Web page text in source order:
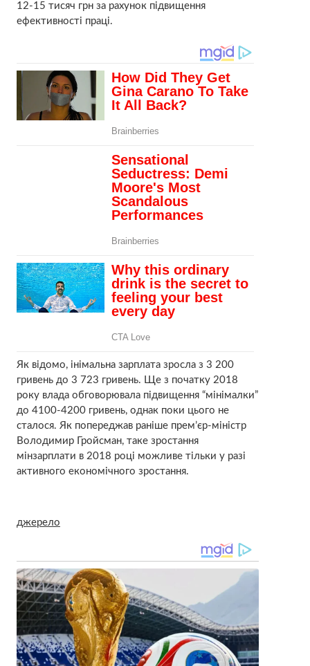
12-15 тисяч грн за рахунок підвищення
ефективності праці.
Як відомо, інімальна зарплата зросла з 3 200
гривень до 3 723 гривень. Ще з початку 2018
року влада обговорювала підвищення “мінімалки”
до 4100-4200 гривень, однак поки цього не
сталося. Як попереджав раніше прем’єр-міністр
Володимир Гройсман, таке зростання
мінзарплати в 2018 році можливе тільки у разі
активного економічного зростання.
джерело